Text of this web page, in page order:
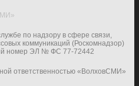
по надзору в сфере связи,
коммуникаций (Роскомнадзор)
номер ЭЛ № ФС 77-72442
ответственностью «ВолховСМИ»